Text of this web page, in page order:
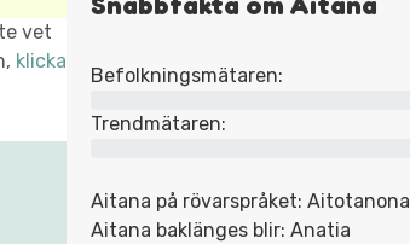
Befolkningsmätaren:
Trendmätaren:
Aitana på rövarspråket: Aitotanona
Aitana baklänges blir: Anatia
vet
klicka